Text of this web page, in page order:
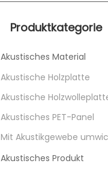
Produktkategorie
Akustisches Material
Akustische Holzplatte
Akustische
Akustisches PET-Panel
Akustisches Produkt